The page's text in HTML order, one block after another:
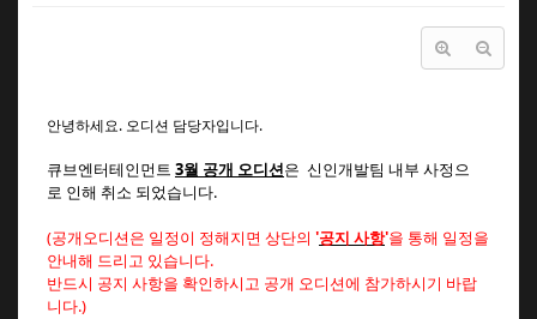
LOCATION
안녕하세요. 오디션 담당자입니다.
큐브엔터테인먼트 3월 공개 오디션은 신인개발팀 내부 사정으
로 인해 취소 되었습니다.
(공개오디션은 일정이 정해지면 상단의 '공지 사항'을 통해 일정을
안내해 드리고 있습니다.
반드시 공지 사항을 확인하시고 공개 오디션에 참가하시기 바랍
니다.)